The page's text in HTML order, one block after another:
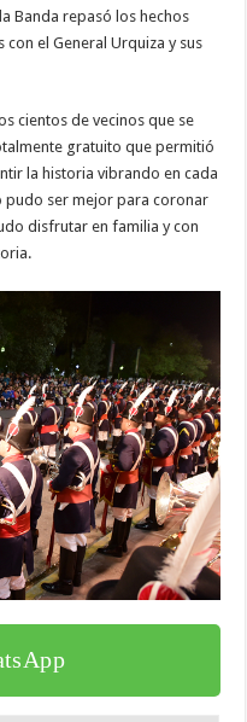
Banda repasó los hechos
el General Urquiza y sus
cientos de vecinos que se
gratuito que permitió
la historia vibrando en cada
pudo ser mejor para coronar
disfrutar en familia y con